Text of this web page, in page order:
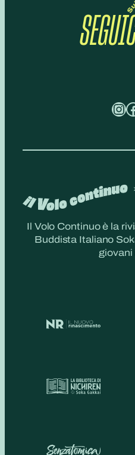
InstagramFacebook
Il Volo Continuo è la
Buddista Italiano
giovani